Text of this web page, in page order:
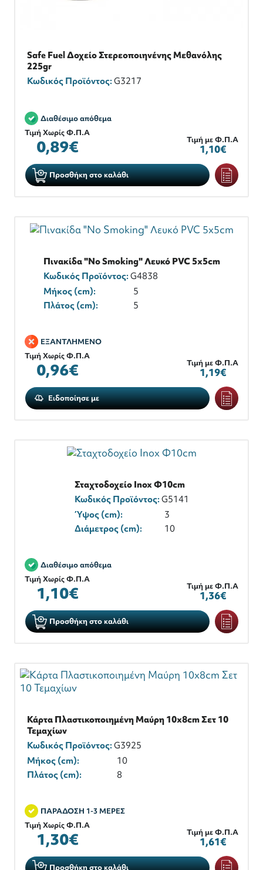
Safe Fuel Δοχείο Στερεοποιηνένης Μεθανόλης
225gr
Κωδικός Προϊόντος:G3217
Διαθέσιμο απόθεμα
Τιμή Χωρίς Φ.Π.Α
0,89€ Τιμή με Φ.Π.Α
1,10€
Προσθήκη στο καλάθι
Πινακίδα "Νο Smoking" Λευκό ΡVC 5x5cm
Κωδικός Προϊόντος:G4838
Μήκος (cm):
5
Πλάτος (cm):
5
ΕΞΑΝΤΛΗΜΕΝΟ
Τιμή Χωρίς Φ.Π.Α
0,96€ Τιμή με Φ.Π.Α
1,19€
Ειδοποίησε με
Σταχτοδοχείο Inox Φ10cm
Κωδικός Προϊόντος:G5141
Ύψος (cm):
3
Διάμετρος (cm):
10
Διαθέσιμο απόθεμα
Τιμή Χωρίς Φ.Π.Α
1,10€ Τιμή με Φ.Π.Α
1,36€
Προσθήκη στο καλάθι
Κάρτα Πλαστικοποιημένη Μαύρη 10x8cm Σετ 10
Τεμαχίων
Κωδικός Προϊόντος:G3925
Μήκος (cm):
10
Πλάτος (cm):
8
ΠΑΡΑΔΟΣΗ 1-3 ΜΕΡΕΣ
Τιμή Χωρίς Φ.Π.Α
1,30€ Τιμή με Φ.Π.Α
1,61€
Προσθήκη στο καλάθι